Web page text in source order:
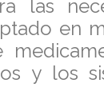
las
en
y los